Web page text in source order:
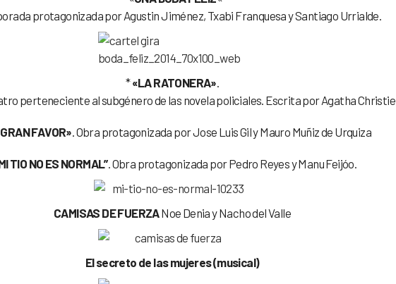
protagonizada por Agustin Jiménez, Txabi Franquesa y Santiago Urrialde.
*«LA RATONERA».
perteneciente al subgénero de las novela policiales. Escrita por Agatha Christie
FAVOR». Obra protagonizada por Jose Luis Gil y Mauro Muñiz de Urquiza
TIO NO ES NORMAL”. Obra protagonizada por Pedro Reyes y Manu Feijóo.
CAMISAS DE FUERZANoe Denia y Nacho del Valle
El secreto de las mujeres (musical)